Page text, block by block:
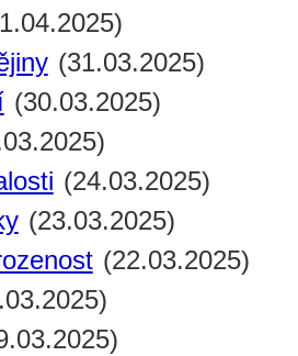
(31.03.2025)
(30.03.2025)
(24.03.2025)
(23.03.2025)
(22.03.2025)